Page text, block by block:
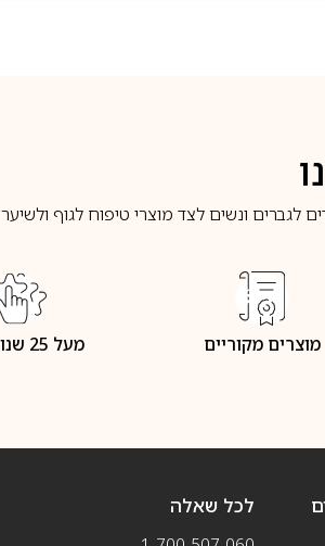
ונשים לצד מוצרי טיפוח לגוף ולשיער
מוצרים מקוריים מעל 25 שנות ותק
לכל שאלה